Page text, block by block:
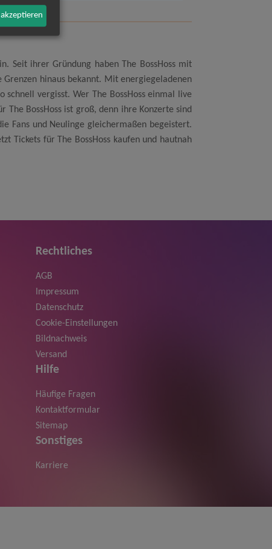
Seit ihrer Gründung haben The BossHoss mit
hinaus bekannt. Mit energiegeladenen
vergisst. Wer The BossHoss einmal live
BossHoss ist groß, denn ihre Konzerte sind
Fans und Neulinge gleichermaßen begeistert.
Tickets für The BossHoss kaufen und hautnah
Rechtliches
AGB
Impressum
Datenschutz
Cookie-Einstellungen
Bildnachweis
Versand
Hilfe
Häufige Fragen
Kontaktformular
Sitemap
Sonstiges
Karriere